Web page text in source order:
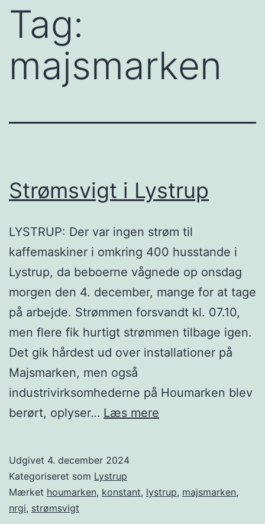
Tag:
majsmarken
Strømsvigt i Lystrup
LYSTRUP: Der var ingen strøm til
kaffemaskiner i omkring 400 husstande i
Lystrup, da beboerne vågnede op onsdag
morgen den 4. december, mange for at tage
på arbejde. Strømmen forsvandt kl. 07.10,
men flere fik hurtigt strømmen tilbage igen.
Det gik hårdest ud over installationer på
Majsmarken, men også
industrivirksomhederne på Houmarken blev
berørt, oplyser… Læs mere
Udgivet 4. december 2024
Kategoriseret som Lystrup
Mærket houmarken, konstant, lystrup, majsmarken,
nrgi, strømsvigt